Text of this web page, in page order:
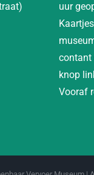
uur
contant
knop
Vooraf